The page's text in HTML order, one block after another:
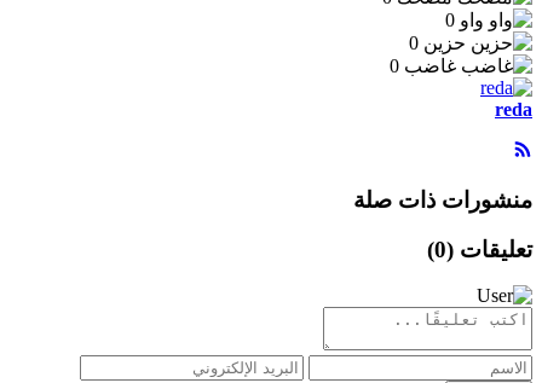
واو 0
حزين 0
غاضب 0
reda
منشورات ذات صلة
تعليقات (0
)